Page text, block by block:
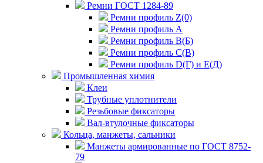
Ремни ГОСТ 1284-89
Ремни профиль Z(0)
Ремни профиль А
Ремни профиль В(Б)
Ремни профиль С(В)
Ремни профиль D(Г) и E(Д)
Промышленная химия
Клеи
Трубные уплотнители
Резьбовые фиксаторы
Вал-втулочные фиксаторы
Кольца, манжеты, сальники
Манжеты армированные по ГОСТ 8752-
79